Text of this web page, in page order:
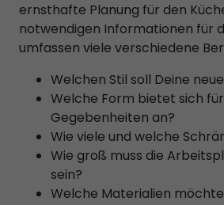
ernsthafte Planung für den
notwendigen Informationen für
umfassen viele verschiedene
Welchen Stil soll Deine
Welche Form bietet sich
Gegebenheiten an?
Wie viele und welche
Wie groß muss die
sein?
Welche Materialien